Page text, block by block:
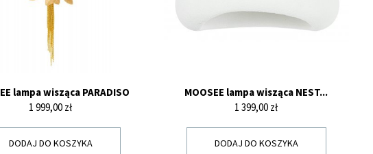
lampa wisząca PARADISO
Cena
1 999,00 zł
DODAJ DO KOSZYKA
MOOSEE lampa wisząca NEST...
Cena
1 399,00 zł
DODAJ DO KOSZYKA